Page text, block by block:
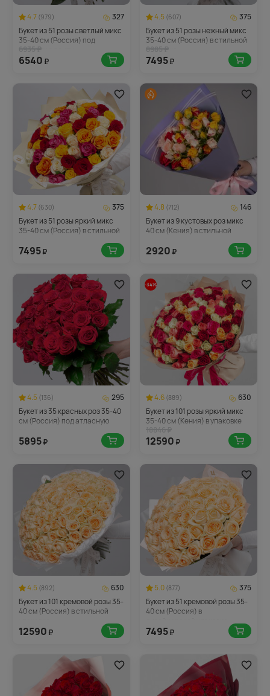
4.7 (979)
327
Букет из 51 розы светлый микс
35-40 см (Россия) под
атласную ленту
6935 ₽
6540 ₽
4.5 (607)
375
Букет из 51 розы нежный микс
35-40 см (Россия) в стильной
упаковке
8985 ₽
7495₽
4.7 (630)
375
Букет из 51 розы яркий микс
35-40 см (Россия) в стильной
7495₽
4.8 (712)
146
Букет из 9 кустовых роз микс
40 см (Кения) в стильной
2920 ₽
4.5 (136)
295
Букет из 35 красных роз 35-40
см (Россия) под атласную
5895₽
-34%
4.6 (889)
630
Букет из 101 розы яркий микс
35-40 см (Кения) в упаковке
12590 ₽
4.5 (892)
630
Букет из 101 кремовой розы 35-
40 см (Россия) в стильной
12590 ₽
5.0 (877)
375
Букет из 51 кремовой розы 35-
40 см (Россия) в
7495₽